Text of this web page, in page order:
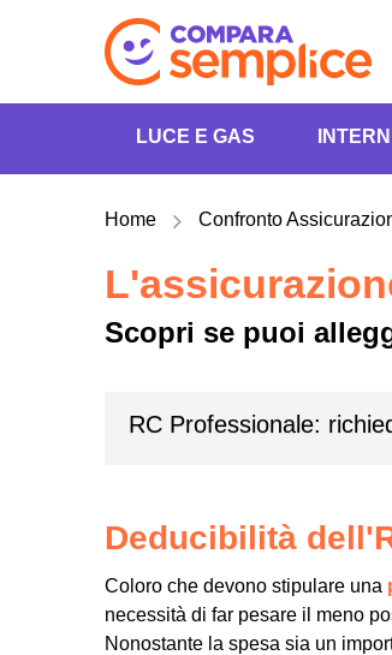
LUCE E GAS
Home Confronto
Scopri se puoi
RC Professionale:
Deducibilità
Coloro che devono stipulare una
necessità di far pesare il meno
Nonostante la spesa sia un